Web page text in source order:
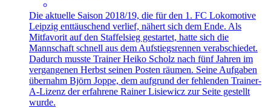
Die aktuelle Saison 2018/19, die für den 1. FC Lokomotive
Leipzig enttäuschend verlief, nähert sich dem Ende. Als
Mitfavorit auf den Staffelsieg gestartet, hatte sich die
Mannschaft schnell aus dem Aufstiegsrennen verabschiedet.
Dadurch musste Trainer Heiko Scholz nach fünf Jahren im
vergangenen Herbst seinen Posten räumen. Seine Aufgaben
übernahm Björn Joppe, dem aufgrund der fehlenden Trainer-
A-Lizenz der erfahrene Rainer Lisiewicz zur Seite gestellt
wurde.